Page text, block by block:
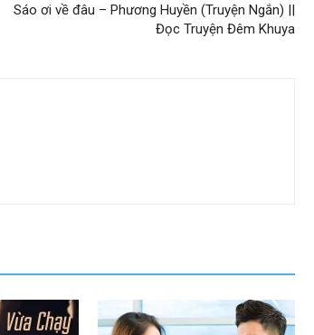
Sáo ơi về đâu – Phương Huyền (Truyện Ngắn) ||
Đọc Truyện Đêm Khuya